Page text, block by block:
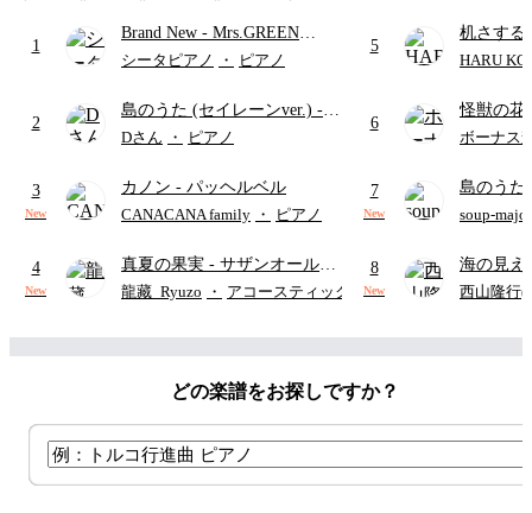
1
Brand New - Mrs.GREEN
APPLE
シータピアノ ・ ピアノ
2
島のうた (セイレーンver.) -
セイレーン(CV.鈴木みのり)
ード・ペダル付き/『映画ちい
かわ 人魚の島のひみつ』よ
Dさん ・ ピアノ
3
New
カノン - パッヘルベル
CANACANA family ・ ピアノ
4
New
真夏の果実 - サザンオールス
ターズ
龍藏_Ryuzo ・ アコースティックギター
5
机さする
HARU
6
怪獣の
ードパー
ボーナス
7
New
島のうた
映画ちい
soup-majo
8
New
海の見
ウクレレ
西山隆行
どの楽譜をお探しですか？